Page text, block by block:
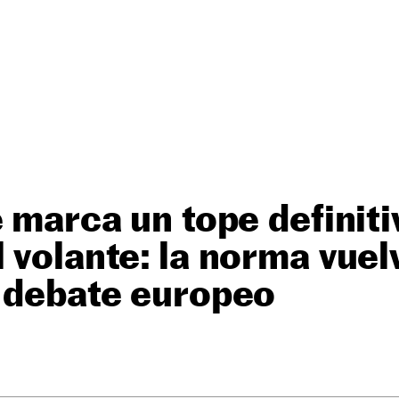
marca un tope
volante: la norma
europeo